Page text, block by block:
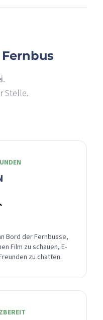
.
Stelle.
Bord der Fernbusse,
Film zu schauen, E-
zu chatten.